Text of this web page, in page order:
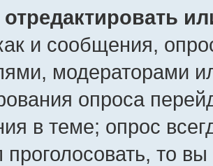
и сообщения,
модераторами
опроса
в теме; опрос
проголосовать, то